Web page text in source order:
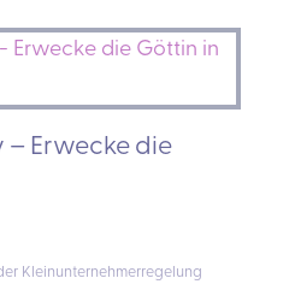
– Erwecke die
Kleinunternehmerregelung